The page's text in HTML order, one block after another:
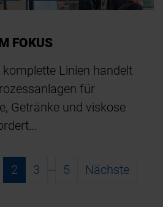
FOKUS
Linien handelt
für
Getränke und viskose
2 3 … 5 Nächste